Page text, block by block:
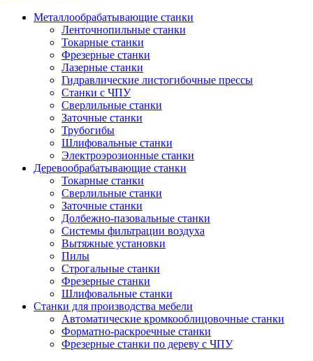
Металлообрабатывающие станки
Ленточнопильные станки
Токарные станки
Фрезерные станки
Лазерные станки
Гидравлические листогибочные прессы
Станки с ЧПУ
Сверлильные станки
Заточные станки
Трубогибы
Шлифовальные станки
Электроэрозионные станки
Деревообрабатывающие станки
Токарные станки
Сверлильные станки
Заточные станки
Долбежно-пазовальные станки
Системы фильтрации воздуха
Вытяжные установки
Пилы
Строгальные станки
Фрезерные станки
Шлифовальные станки
Станки для производства мебели
Автоматические кромкооблицовочные станки
Форматно-раскроечные станки
Фрезерные станки по дереву с ЧПУ